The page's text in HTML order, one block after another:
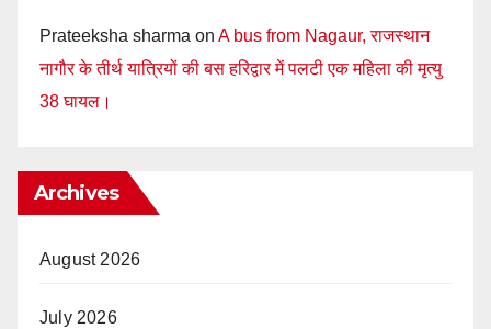
Prateeksha sharma on A bus from Nagaur, राजस्थान
नागौर के तीर्थ यात्रियों की बस हरिद्वार में पलटी एक महिला की मृत्यु
38 घायल।
Archives
August 2026
July 2026